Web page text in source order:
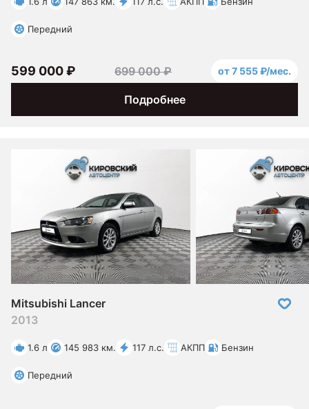
Передний
Подробнее
599 000 ₽ 699 000 ₽ от 7 555 ₽/мес.
Mitsubishi Lancer
2013
1.6 л 145 983 км. 117 л.с. АКПП Бензин
Передний